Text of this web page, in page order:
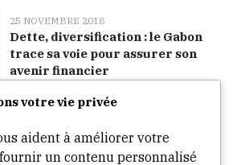
votre vie privée
aident à améliorer votre
un contenu personnalisé
25 NOVEMBRE 2018
Dette, diversification : le Gabon
trace sa voie pour assurer son
avenir financier